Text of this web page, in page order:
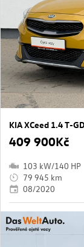
KIA XCeed 1.4 T-
409 900Kč
103 kW/140 HP
79 945 km
08/2020